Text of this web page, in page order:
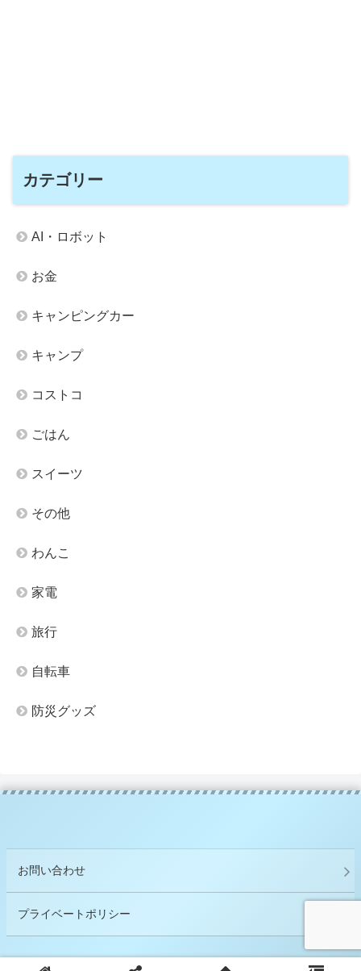
カテゴリー
AI・ロボット
お金
キャンピングカー
キャンプ
コストコ
ごはん
スイーツ
その他
わんこ
家電
旅行
自転車
防災グッズ
お問い合わせ
プライベートポリシー